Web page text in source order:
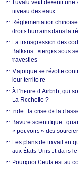
Tuvalu veut devenir une
niveau des eaux
Réglementation
droits humains dans la
La transgression des
Balkans : vierges sous
travesties
Majorque se révolte
leur territoire
À l’heure d’Airbnb, qui
La Rochelle ?
Inde : la crise de la
Bavure scientifique :
« pouvoirs » des
Les plans de travail en
aux États-Unis et dans
Pourquoi Ceuta est au